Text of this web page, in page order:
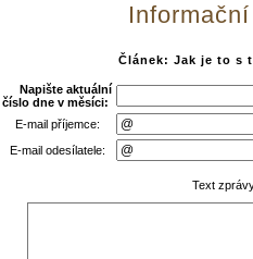
Článek: Jak je to s
Napište aktuální
číslo dne v měsíci:
E-mail příjemce:
E-mail odesílatele:
Text